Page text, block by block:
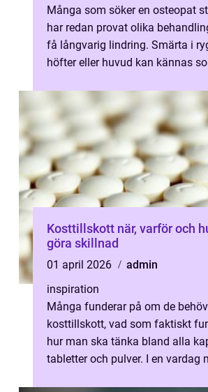
Många som söker en osteopat
har redan provat olika
få långvarig lindring. Smärta i
höfter eller huvud kan kännas
Kosttillskott när, varför och hur de kan
göra skillnad
01 april 2026
admin
inspiration
Många funderar på om de
kosttillskott, vad som faktiskt
hur man ska tänka bland alla
tabletter och pulver. I en vardag